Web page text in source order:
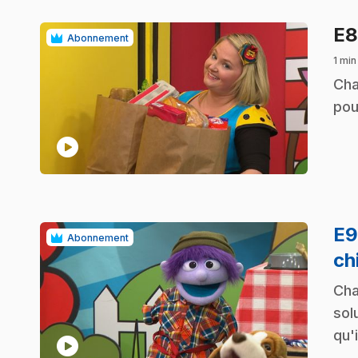
Abonnement
play_circle
E8
1
.
Abonnement
play_circle
E9
.